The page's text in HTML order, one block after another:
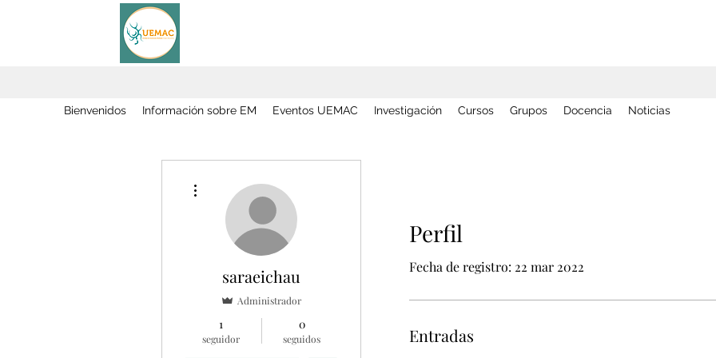
Bienvenidos Información sobre EM Eventos UEMAC Investigación Cursos Grupos Docencia Noticias
Perfil
Fecha de registro: 22 mar 2022
Entradas
saraeichau
Administrador
1
seguidor
0
seguidos